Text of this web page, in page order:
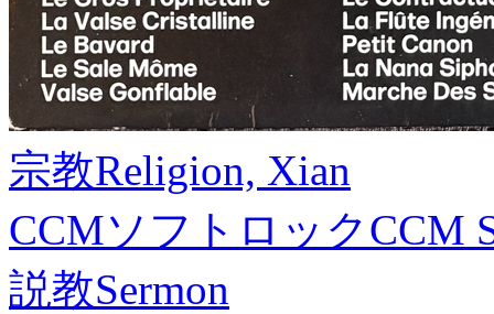
宗教Religion, Xian
CCMソフトロックCCM
説教Sermon